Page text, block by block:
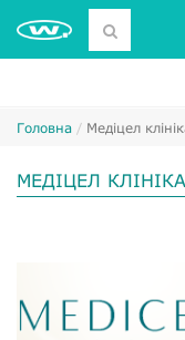
Головна Медіцел
МЕДІЦЕЛ